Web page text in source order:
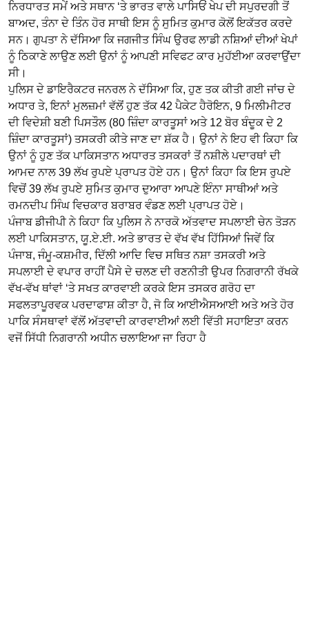
ਨਿਰਧਾਰਤ ਸਮੇਂ ਅਤੇ ਸਥਾਨ ‘ਤੇ ਭਾਰਤ ਵਾਲੇ ਪਾਸਿਓਂ ਖੇਪ ਦੀ ਸਪੁਰਦਗੀ ਤੋਂ
ਬਾਅਦ, ਤੰਨਾ ਦੇ ਤਿੰਨ ਹੋਰ ਸਾਥੀ ਇਸ ਨੂੰ ਸੁਮਿਤ ਕੁਮਾਰ ਕੋਲੋਂ ਇਕੱਤਰ ਕਰਦੇ
ਸਨ। ਗੁਪਤਾ ਨੇ ਦੱਸਿਆ ਕਿ ਜਗਜੀਤ ਸਿੰਘ ਉਰਫ ਲਾਡੀ ਨਸ਼ਿਆਂ ਦੀਆਂ ਖੇਪਾਂ
ਨੂੰ ਠਿਕਾਣੇ ਲਾਉਣ ਲਈ ਉਨਾਂ ਨੂੰ ਆਪਣੀ ਸਵਿਫਟ ਕਾਰ ਮੁਹੱਈਆ ਕਰਵਾਉਂਦਾ
ਸੀ।
ਪੁਲਿਸ ਦੇ ਡਾਇਰੈਕਟਰ ਜਨਰਲ ਨੇ ਦੱਸਿਆ ਕਿ, ਹੁਣ ਤਕ ਕੀਤੀ ਗਈ ਜਾਂਚ ਦੇ
ਅਧਾਰ ਤੇ, ਇਨਾਂ ਮੁਲਜ਼ਮਾਂ ਵੱਲੋਂ ਹੁਣ ਤੱਕ 42 ਪੈਕੇਟ ਹੈਰੋਇਨ, 9 ਮਿਲੀਮੀਟਰ
ਦੀ ਵਿਦੇਸ਼ੀ ਬਣੀ ਪਿਸਤੌਲ (80 ਜ਼ਿੰਦਾ ਕਾਰਤੂਸਾਂ ਅਤੇ 12 ਬੋਰ ਬੰਦੂਕ ਦੇ 2
ਜ਼ਿੰਦਾ ਕਾਰਤੂਸਾਂ) ਤਸਕਰੀ ਕੀਤੇ ਜਾਣ ਦਾ ਸ਼ੱਕ ਹੈ। ਉਨਾਂ ਨੇ ਇਹ ਵੀ ਕਿਹਾ ਕਿ
ਉਨਾਂ ਨੂੰ ਹੁਣ ਤੱਕ ਪਾਕਿਸਤਾਨ ਅਧਾਰਤ ਤਸਕਰਾਂ ਤੋਂ ਨਸ਼ੀਲੇ ਪਦਾਰਥਾਂ ਦੀ
ਆਮਦ ਨਾਲ 39 ਲੱਖ ਰੁਪਏ ਪ੍ਰਾਪਤ ਹੋਏ ਹਨ। ਉਨਾਂ ਕਿਹਾ ਕਿ ਇਸ ਰੁਪਏ
ਵਿਚੋਂ 39 ਲੱਖ ਰੁਪਏ ਸੁਮਿਤ ਕੁਮਾਰ ਦੁਆਰਾ ਆਪਣੇ ਇੰਨਾ ਸਾਥੀਆਂ ਅਤੇ
ਰਮਨਦੀਪ ਸਿੰਘ ਵਿਚਕਾਰ ਬਰਾਬਰ ਵੰਡਣ ਲਈ ਪ੍ਰਾਪਤ ਹੋਏ।
ਪੰਜਾਬ ਡੀਜੀਪੀ ਨੇ ਕਿਹਾ ਕਿ ਪੁਲਿਸ ਨੇ ਨਾਰਕੋ ਅੱਤਵਾਦ ਸਪਲਾਈ ਚੇਨ ਤੋੜਨ
ਲਈ ਪਾਕਿਸਤਾਨ, ਯੂ.ਏ.ਈ. ਅਤੇ ਭਾਰਤ ਦੇ ਵੱਖ ਵੱਖ ਹਿੱਸਿਆਂ ਜਿਵੇਂ ਕਿ
ਪੰਜਾਬ, ਜੰਮੂ-ਕਸ਼ਮੀਰ, ਦਿੱਲੀ ਆਦਿ ਵਿਚ ਸਥਿਤ ਨਸ਼ਾ ਤਸਕਰੀ ਅਤੇ
ਸਪਲਾਈ ਦੇ ਵਪਾਰ ਰਾਹੀਂ ਪੈਸੇ ਦੇ ਚਲਣ ਦੀ ਰਣਨੀਤੀ ਉਪਰ ਨਿਗਰਾਨੀ ਰੱਖਕੇ
ਵੱਖ-ਵੱਖ ਥਾਂਵਾਂ ‘ਤੇ ਸਖਤ ਕਾਰਵਾਈ ਕਰਕੇ ਇਸ ਤਸਕਰ ਗਰੋਹ ਦਾ
ਸਫਲਤਾਪੂਰਵਕ ਪਰਦਾਫਾਸ਼ ਕੀਤਾ ਹੈ, ਜੋ ਕਿ ਆਈਐਸਆਈ ਅਤੇ ਅਤੇ ਹੋਰ
ਪਾਕਿ ਸੰਸਥਾਵਾਂ ਵੱਲੋਂ ਅੱਤਵਾਦੀ ਕਾਰਵਾਈਆਂ ਲਈ ਵਿੱਤੀ ਸਹਾਇਤਾ ਕਰਨ
ਵਜੋਂ ਸਿੱਧੀ ਨਿਗਰਾਨੀ ਅਧੀਨ ਚਲਾਇਆ ਜਾ ਰਿਹਾ ਹੈ